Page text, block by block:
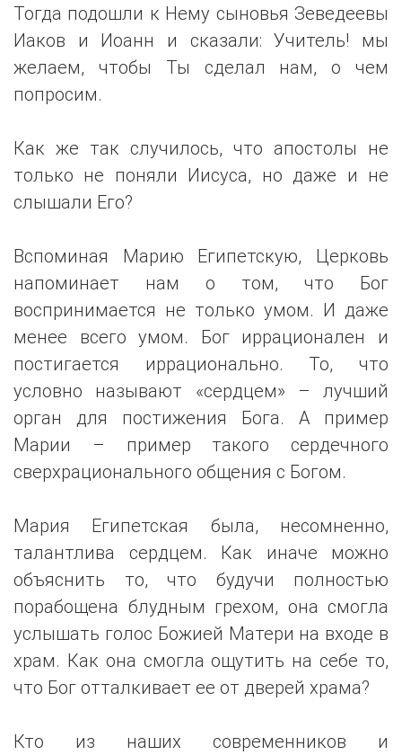
Тогда подошли к Нему сыновья Зеведеевы
Иаков и Иоанн и сказали: Учитель! мы
желаем, чтобы Ты сделал нам, о чем
попросим.
Как же так случилось, что апостолы не
только не поняли Иисуса, но даже и не
слышали Его?
Вспоминая Марию Египетскую, Церковь
напоминает нам о том, что Бог
воспринимается не только умом. И даже
менее всего умом. Бог иррационален и
постигается иррационально. То, что
условно называют «сердцем» – лучший
орган для постижения Бога. А пример
Марии – пример такого сердечного
сверхрационального общения с Богом.
Мария Египетская была, несомненно,
талантлива сердцем. Как иначе можно
объяснить то, что будучи полностью
порабощена блудным грехом, она смогла
услышать голос Божией Матери на входе в
храм. Как она смогла ощутить на себе то,
что Бог отталкивает ее от дверей храма?
Кто из наших современников и